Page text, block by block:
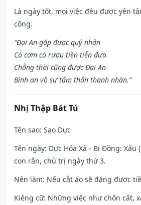
Là ngày tốt, mọi việc đều được yên
công.
“Đại An gặp được quý nhân
Có cơm có rượu tiền tiễn đưa
Chẳng thời cũng được Đại An
Bình an vô sự tấm thân thanh nhàn.”
Nhị Thập Bát Tú
Tên sao: Sao Dực
Tên ngày: Dực Hỏa Xà - Bi Đồng: Xấu
con rắn, chủ trị ngày thứ 3.
Nên làm: Nếu cắt áo sẽ đặng được
Kiêng cữ: Những việc như chôn cất,